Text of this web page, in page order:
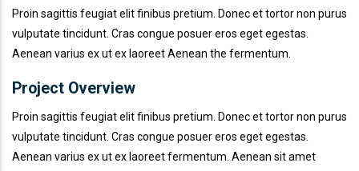
Proin sagittis feugiat elit finibus pretium. Donec et tortor non purus
vulputate tincidunt. Cras congue posuer eros eget egestas.
Aenean varius ex ut ex laoreet Aenean the fermentum.
Project Overview
Proin sagittis feugiat elit finibus pretium. Donec et tortor non purus
vulputate tincidunt. Cras congue posuer eros eget egestas.
Aenean varius ex ut ex laoreet fermentum. Aenean sit amet